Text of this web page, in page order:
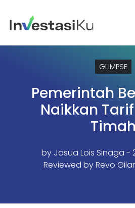
GLIMPSE
Pemerintah
Naikkan
Timah
by Josua Lois Sinaga -
Reviewed by Revo